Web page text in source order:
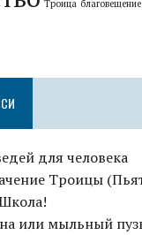
Троица благовещение
для человека
Троицы
или мыльный